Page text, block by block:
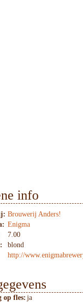
info
Brouwerij Anders!
Enigma
7.00
blond
http://
op fles: ja